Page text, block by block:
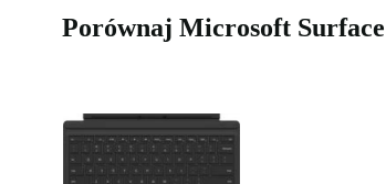
Porównaj Microsoft